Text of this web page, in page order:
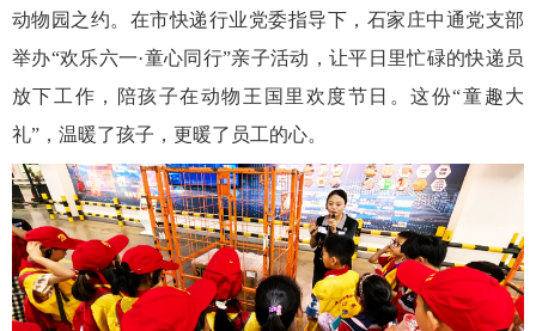
动物园之约。在市快递行业党委指导下，石家庄中通党支部
举办“欢乐六一·童心同行”亲子活动，让平日里忙碌的快递员
放下工作，陪孩子在动物王国里欢度节日。这份“童趣大
礼”，温暖了孩子，更暖了员工的心。